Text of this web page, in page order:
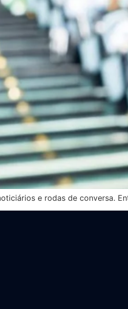
e rodas de conversa.